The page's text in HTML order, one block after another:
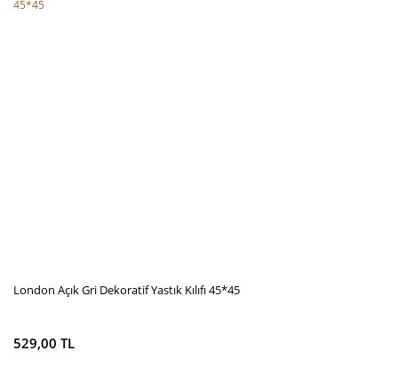
London Açık Gri Dekoratif Yastık Kılıfı 45*45
529,00 TL